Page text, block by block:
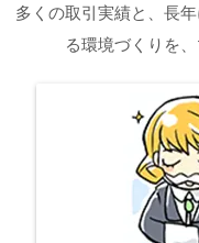
多くの取引実績と、長
る環境づくりを